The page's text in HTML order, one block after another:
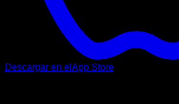
Descargar en el App Store